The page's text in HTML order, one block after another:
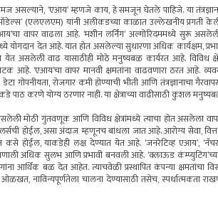
‘एआय’ म्हणजे काय, हे समजून घेतले पाहिजे. या
(एलएलएम) यांनी अलीकडच्या काळात उल्लेखनीय
‘एआय’चा वापर वाढला आहे. ‘मशीन लर्निंग’ अल्गोरिदममध्ये सुरू
योगदान देत आहे. यात होत असलेल्या सुधारणा अधिक कार्यक्षम,
असलेली वाढ यासाठीही मोठे मनुष्यबळ कार्यरत आहे. विविध
आहे. ‘एआय’चा वापर मानवी क्षमतांना वाढवणारा ठरत आहे.
गोपनीयता, रोजगार कमी होण्याची भीती आणि तंत्रज्ञानाचा
पाठ करणे योग्य ठरणार नाही. या क्षेत्राच्या वाढीसाठी कुशल
असलेली मोठी गुंतवणूक आणि विविध क्षेत्रांमध्ये त्याचा होत असलेला
होईल, असा अंदाज म्हणूनच बांधला जात आहे. आरोग्य सेवा, वित्त
कसे होईल, याकडेही लक्ष देण्यात येत आहे. ‘जनरेटिव्ह एआय’,
अधिक सुलभ आणि प्रभावी बनवली आहे. ‘क्लाऊड
आर्थिक बळ देत आहेत. त्याचवेळी प्रस्थापित कंपन्या
ओळखत, नाविन्यपूर्णतेला चालना देण्यासाठी तसेच, स्पर्धात्मकता